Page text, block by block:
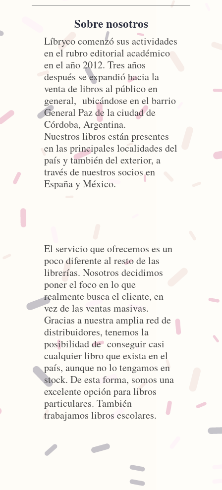
Sobre nosotros
Líbryco comenzó sus actividades
en el rubro editorial académico
en el año 2012. Tres años
después se expandió hacia la
venta de libros al público en
general, ubicándose en el barrio
General Paz de la ciudad de
Córdoba, Argentina.
Nuestros libros están presentes
en las principales localidades del
país y también del exterior, a
través de nuestros socios en
España y México.
El servicio que ofrecemos es un
poco diferente al resto de las
librerías. Nosotros decidimos
poner el foco en lo que
realmente busca el cliente, en
vez de las ventas masivas.
Gracias a nuestra amplia red de
distribuidores, tenemos la
posibilidad de conseguir casi
cualquier libro que exista en el
país, aunque no lo tengamos en
stock. De esta forma, somos una
excelente opción para libros
particulares. También
trabajamos libros escolares.